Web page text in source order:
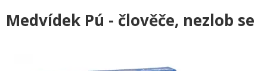
Medvídek Pú - člověče, nezlob se